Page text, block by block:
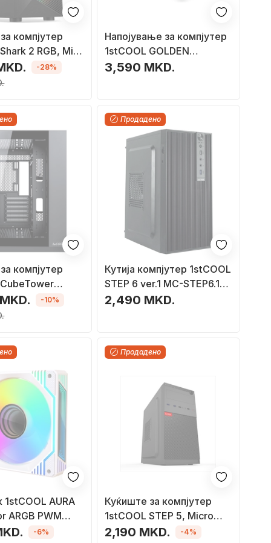
компјутер
2 RGB, Midi
-28%
Напојување за компјутер
1stCOOL GOLDEN
WORKER TFX 300, 300W,
3,590 MKD.
компјутер
USB 3.0, USB C,
-10%
Продадено
Кутија компјутер 1stCOOL
STEP 6 ver.1 MC-STEP6.1-
AU-USB3, Micro Tower,
2,490 MKD.
1stCOOL AURA
ARGB PWM
EVO-W1), 120
-6%
Продадено
Куќиште за компјутер
1stCOOL STEP 5, Micro
ATX, 2x USB 3.0, црно
2,190 MKD. -4%